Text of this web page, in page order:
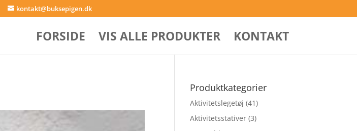
kontakt@buksepigen.dk
FORSIDE VIS ALLE PRODUKTER KONTAKT
Produktkategorier
Aktivitetslegetøj (41)
Aktivitetsstativer (3)